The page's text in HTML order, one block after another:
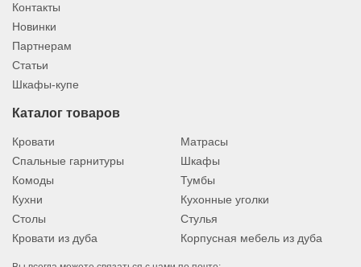
Контакты
Новинки
Партнерам
Статьи
Шкафы-купе
Каталог товаров
Кровати
Матрасы
Спальные гарнитуры
Шкафы
Комоды
Тумбы
Кухни
Кухонные уголки
Столы
Стулья
Кровати из дуба
Корпусная мебель из дуба